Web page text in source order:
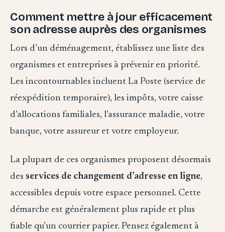
Comment mettre à jour efficacement
son adresse auprès des organismes
Lors d’un déménagement, établissez une liste des
organismes et entreprises à prévenir en priorité.
Les incontournables incluent La Poste (service de
réexpédition temporaire), les impôts, votre caisse
d’allocations familiales, l’assurance maladie, votre
banque, votre assureur et votre employeur.
La plupart de ces organismes proposent désormais
des services de changement d’adresse en ligne,
accessibles depuis votre espace personnel. Cette
démarche est généralement plus rapide et plus
fiable qu’un courrier papier. Pensez également à